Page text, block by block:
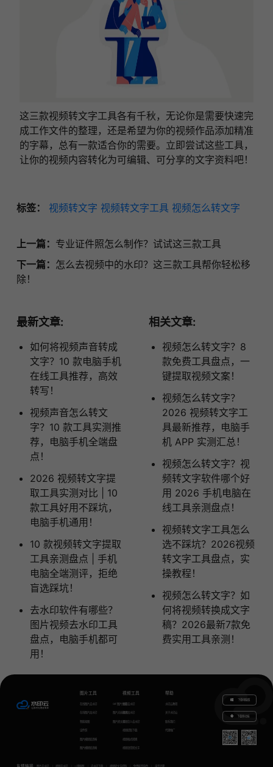
这三款视频转文字工具各有千秋，无论你是需要快速完
成工作文件的整理，还是希望为你的视频作品添加精准
的字幕，总有一款适合你的需要。立即尝试这些工具，
让你的视频内容转化为可编辑、可分享的文字资料吧！
标签： 视频转文字 视频转文字工具 视频怎么转文字
上一篇： 专业证件照怎么制作？试试这三款工具
下一篇： 怎么去视频中的水印？这三款工具帮你轻松移
除！
最新文章:
如何将视频声音转成
文字？10 款电脑手机
在线工具推荐，高效
转写！
视频声音怎么转文
字？10 款工具实测推
荐，电脑手机全端盘
点！
2026 视频转文字提
取工具实测对比 | 10
款工具好用不踩坑，
电脑手机通用！
10 款视频转文字提取
工具亲测盘点 | 手机
电脑全端测评，拒绝
盲选踩坑！
去水印软件有哪些？
图片视频去水印工具
盘点，电脑手机都可
用！
相关文章:
视频怎么转文字？8
款免费工具盘点，一
键提取视频文案！
视频怎么转文字？
2026 视频转文字工
具最新推荐，电脑手
机 APP 实测汇总！
视频怎么转文字？视
频转文字软件哪个好
用 2026 手机电脑在
线工具亲测盘点！
视频转文字工具怎么
选不踩坑？2026视频
转文字工具盘点，实
操教程！
视频怎么转文字？如
何将视频转换成文字
稿？2026最新7款免
费实用工具亲测！ ​
图片工具
在线图片去水印
在线图片加水印
智能抠图
证件照
图片模糊变清晰
图片模糊变清晰
GIF图片生成
图片无损放大
图片转文字
视频工具
视频去水印
视频加水印
视频怎么去水印
视频提取下载
视频格式转换
视频语音转文字
帮助
水印云教程
关于水印云
联系我们
代理推广
下载电脑版
下载移动端
友情链接 图片去水印 视频去水印 一键抠图 去水印下载 视频转文字提取 免费配音软件